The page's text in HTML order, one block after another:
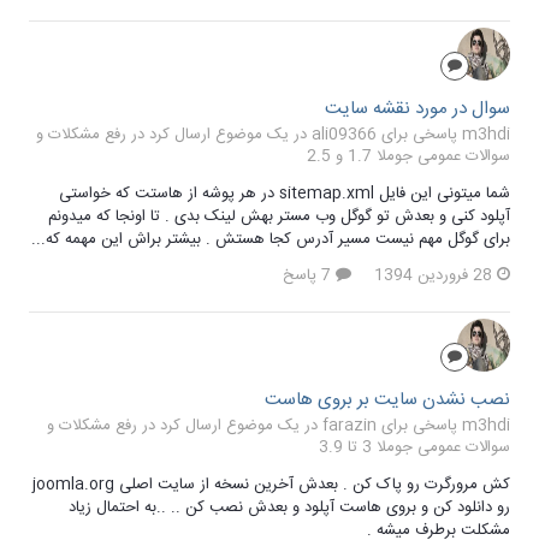
سوال در مورد نقشه سایت
m3hdi پاسخی برای ali09366 در یک موضوع ارسال کرد در
رفع مشکلات و
سوالات عمومی جوملا 1.7 و 2.5
شما میتونی این فایل sitemap.xml در هر پوشه از هاستت که خواستی
آپلود کنی و بعدش تو گوگل وب مستر بهش لینک بدی . تا اونجا که میدونم
برای گوگل مهم نیست مسیر آدرس کجا هستش . بیشتر براش این مهمه که...
28 فروردین 1394
نصب نشدن سایت بر بروی هاست
m3hdi پاسخی برای farazin در یک موضوع ارسال کرد در
رفع مشکلات و
سوالات عمومی جوملا 3 تا 3.9
کش مرورگرت رو پاک کن . بعدش آخرین نسخه از سایت اصلی joomla.org
رو دانلود کن و بروی هاست آپلود و بعدش نصب کن .. ..به احتمال زیاد
مشکلت برطرف میشه .